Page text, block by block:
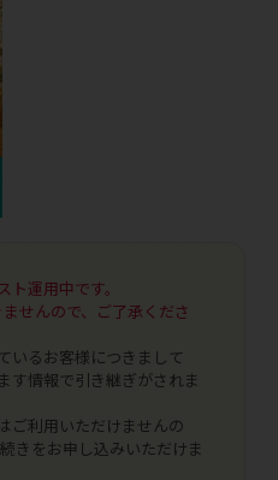
運用中です。
せんので、ご了承くださ
いるお客様につきまして
す情報で引き継ぎがされま
ご利用いただけませんの
きをお申し込みいただけま